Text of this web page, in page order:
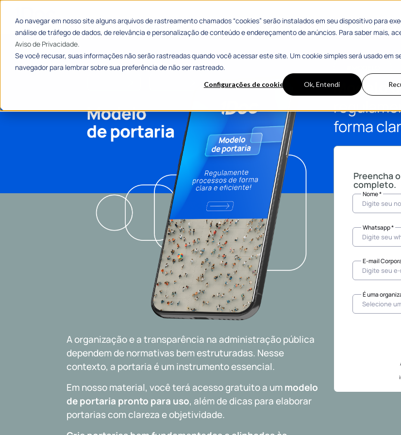
Ao navegar em nosso site alguns arquivos de rastreamento chamados “cookies” serão instalados em seu dispositivo para
análise de tráfego de dados, de relevância e personalização de conteúdo e endereçamento de anúncios. Para saber mais,
Aviso de Privacidade.
Se você recusar, suas informações não serão rastreadas quando você acessar este site. Um cookie simples será usado em
navegador para lembrar sobre sua preferência de não ser rastreado.
Configurações de cookies Ok, EntendiModelo
forma
A organização e a transparência na administração pública
dependem de normativas bem estruturadas. Nesse
contexto, a portaria é um instrumento essencial.
Em nosso material, você terá acesso gratuito a ummodelo
de portaria pronto para uso, além de dicas para elaborar
portarias com clareza e objetividade.
Preencha
completo.
Nome *
Whatsapp *
E-mail
É uma